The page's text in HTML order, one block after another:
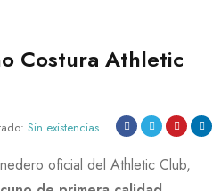
Costura Athletic
Sin existencias
oficial del Athletic Club,